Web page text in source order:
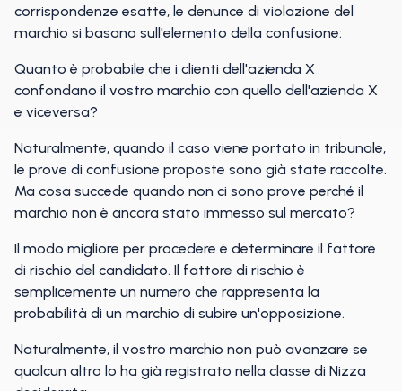
corrispondenze esatte, le denunce di violazione del
marchio si basano sull'elemento della confusione:
Quanto è probabile che i clienti dell'azienda X
confondano il vostro marchio con quello dell'azienda X
e viceversa?
Naturalmente, quando il caso viene portato in tribunale,
le prove di confusione proposte sono già state raccolte.
Ma cosa succede quando non ci sono prove perché il
marchio non è ancora stato immesso sul mercato?
Il modo migliore per procedere è determinare il fattore
di rischio del candidato. Il fattore di rischio è
semplicemente un numero che rappresenta la
probabilità di un marchio di subire un'opposizione.
Naturalmente, il vostro marchio non può avanzare se
qualcun altro lo ha già registrato nella classe di Nizza